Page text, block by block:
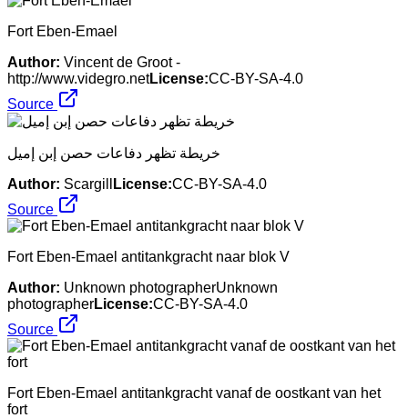
Fort Eben-Emael
Author: Vincent de Groot -
http://www.videgro.netLicense:CC-BY-SA-4.0
Source
خريطة تظهر دفاعات حصن إبن إميل
Author: Scargill License:CC-BY-SA-4.0
Source
Fort Eben-Emael antitankgracht naar blok V
Author: Unknown photographerUnknown
photographerLicense:CC-BY-SA-4.0
Source
Fort Eben-Emael antitankgracht vanaf de oostkant van het
fort